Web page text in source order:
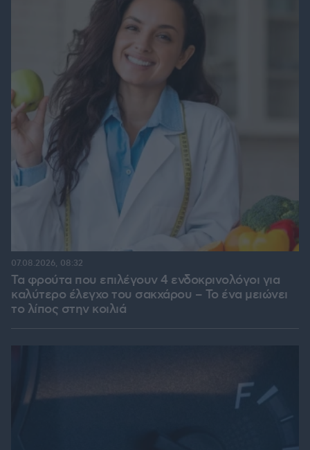
Τα φρούτα που επιλέγουν 4 ενδοκρινολόγοι για
καλύτερο έλεγχο του σακχάρου – Το ένα μειώνει
το λίπος στην κοιλιά
07.08.2026, 08:32